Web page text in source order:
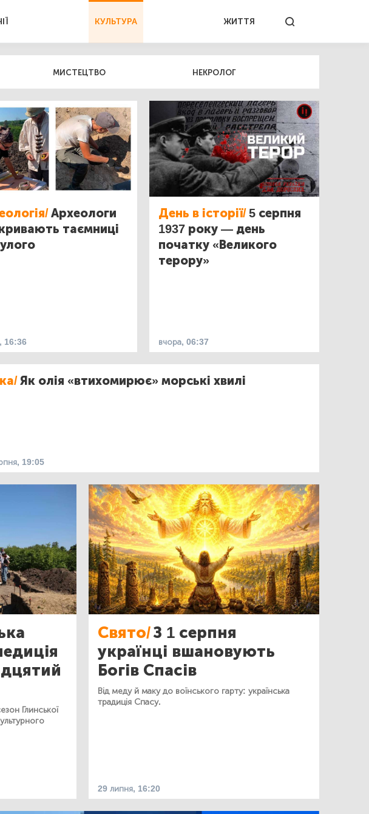
КУЛЬТУРА ЖИТТЯ
МИСТЕЦТВО НЕКРОЛОГ
Археологи
таємниці
16:36
День в історії/5 серпня
1937 року — день
початку «Великого
терору»
вчора, 06:37
Як олія «втихомирює» морські хвилі
19:05
Глинської
Свято/З 1 серпня
українці вшановують
Богів Спасів
Від меду й маку до воїнського гарту: українська
традиція Спасу.
29 липня, 16:20